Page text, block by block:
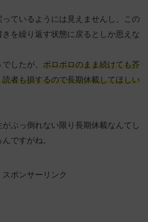
ているようには見えませんし、この
きを繰り返す状態に戻るとしか思えな
したが、 ボロボロのまま続けても芥
者も損するので長期休載してほしい
がぶっ倒れない限り長期休載なんてし
ですがね。
スポンサーリンク